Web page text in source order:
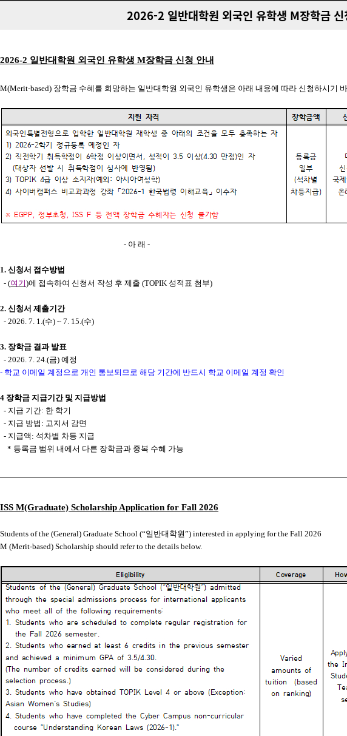
2026-2 일반대학원 외국인 유학생 M장학
2026-2 일반대학원 외국인 유학생 M장학금 신청 안내
M(Merit-based) 장학금 수혜를 희망하는 일반대학원 외국인 유학생은 아래 내용에 따라 신청하시기
- 아 래 -
1. 신청서 접수방법
- (여기)에 접속하여 신청서 작성 후 제출 (TOPIK 성적표 첨부)
2. 신청서 제출기간
- 2026. 7. 1.(수) ~ 7. 15.(수)
3. 장학금 결과 발표
- 2026. 7. 24.(금) 예정
- 학교 이메일 계정으로 개인 통보되므로 해당 기간에 반드시 학교 이메일 계정 확인
4 장학금 지급기간 및 지급방법
- 지급 기간: 한 학기
- 지급 방법 : 고지서 감면
- 지급액 : 석차별 차등 지급
* 등록금 범위 내에서 다른 장학금과 중복 수혜 가능
ISS M(Graduate) Scholarship Application for Fall 2026
Students of the (General) Graduate School (“일반대학원”) interested in applying for the Fall 2026
M (Merit-based) Scholarship should refer to the details below.